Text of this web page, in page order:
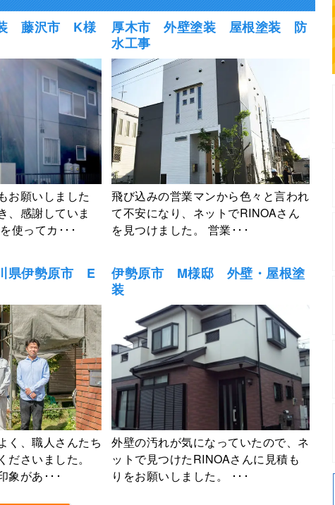
装 藤沢市 K様
お願いしました
、感謝していま
使ってカ･･･
厚木市 外壁塗装 屋根塗装 防
水工事
飛び込みの営業マンから色々と言われ
て不安になり、ネットでRINOAさん
を見つけました。 営業･･･
県伊勢原市 E
く、職人さんたち
ださいました。
象があ･･･
伊勢原市 M様邸 外壁・屋根塗
装
外壁の汚れが気になっていたので、ネ
ットで見つけたRINOAさんに見積も
りをお願いしました。 ･･･